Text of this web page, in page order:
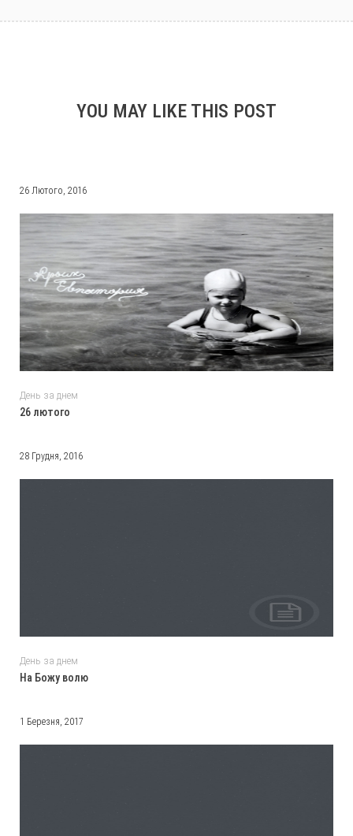
YOU MAY LIKE THIS POST
26 Лютого, 2016
День за днем
26 лютого
28 Грудня, 2016
День за днем
На Божу волю
1 Березня, 2017